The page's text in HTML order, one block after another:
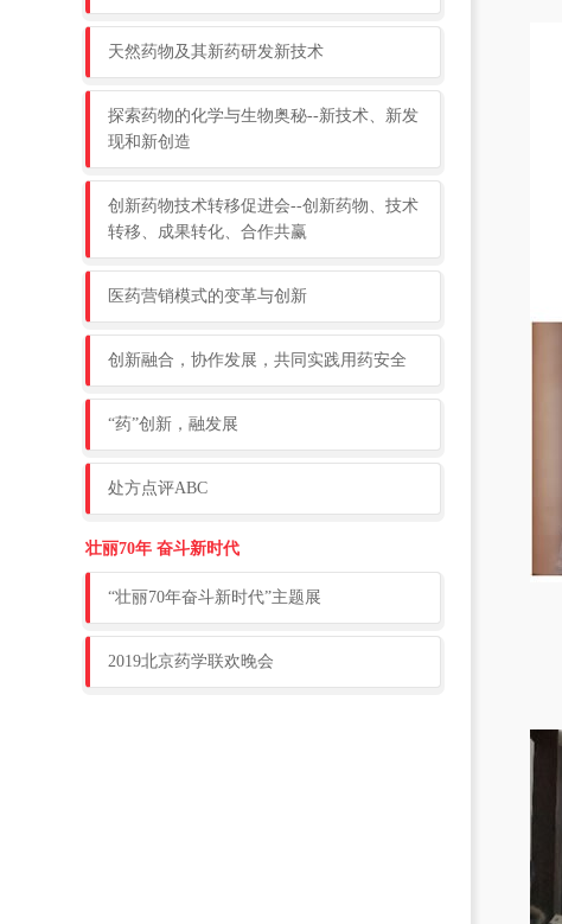
天然药物及其新药研发新技术
探索药物的化学与生物奥秘--新技术、新发
现和新创造
创新药物技术转移促进会--创新药物、技术
转移、成果转化、合作共赢
医药营销模式的变革与创新
创新融合，协作发展，共同实践用药安全
“药”创新，融发展
处方点评ABC
壮丽70年 奋斗新时代
“壮丽70年奋斗新时代”主题展
2019北京药学联欢晚会